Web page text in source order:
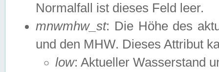
Normalfall ist dieses Feld leer.
mnwmhw_st: Die Höhe des
und den MHW. Dieses Attribut
low: Aktueller Wasserstand